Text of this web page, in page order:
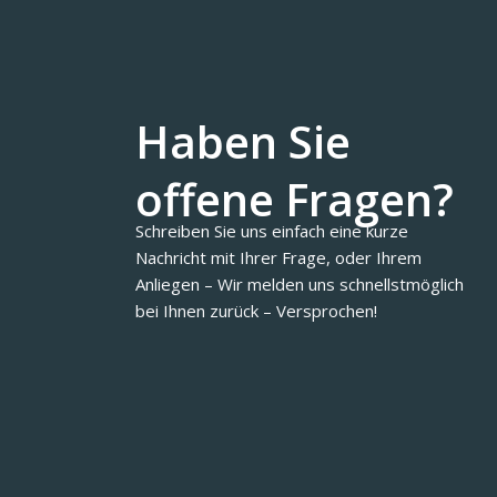
Haben Sie
offene Fragen?
Schreiben Sie uns einfach eine kurze
Nachricht mit Ihrer Frage, oder Ihrem
Anliegen – Wir melden uns schnellstmöglich
bei Ihnen zurück – Versprochen!